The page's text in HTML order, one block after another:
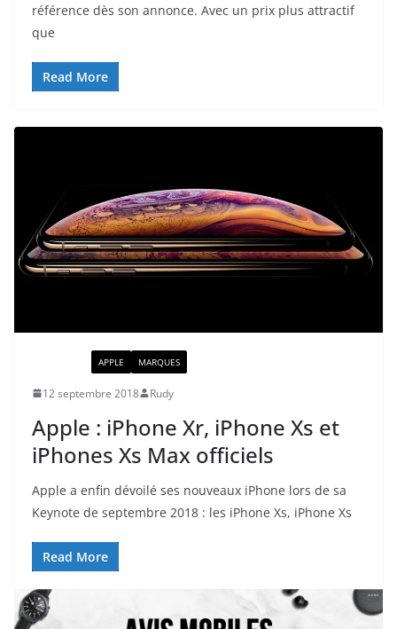
référence dès son annonce. Avec un prix plus attractif
que
Read More
APPLE MARQUES
12 septembre 2018 Rudy
Apple : iPhone Xr, iPhone Xs et
iPhones Xs Max officiels
Apple a enfin dévoilé ses nouveaux iPhone lors de sa
Keynote de septembre 2018 : les iPhone Xs, iPhone Xs
Read More